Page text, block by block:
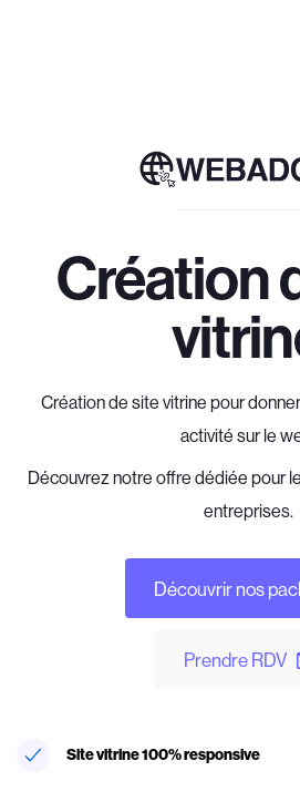
Création
Création de site vitrine pour
activité sur le
Découvrez notre offre dédiée pour
entreprises.
Découvrir nos
Prendre RDV
Site vitrine 100% responsive